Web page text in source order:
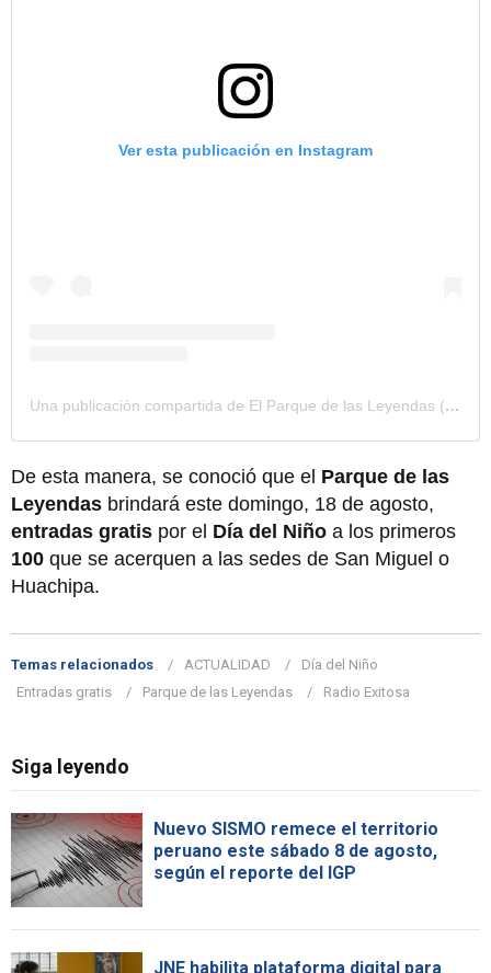
Ver esta publicación en Instagram
Una publicación compartida de El Parque de las Leyendas (@elparquedelasleyendas)
De esta manera, se conoció que el Parque de las
Leyendas brindará este domingo, 18 de agosto,
entradas gratis por el Día del Niño a los primeros
100 que se acerquen a las sedes de San Miguel o
Huachipa.
Temas relacionados ACTUALIDAD
Día del Niño
Entradas gratis
Parque de las Leyendas Radio Exitosa
Siga leyendo
Nuevo SISMO remece el territorio
peruano este sábado 8 de agosto,
según el reporte del IGP
JNE habilita plataforma digital para